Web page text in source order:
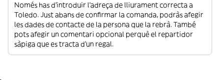
Només has d’introduir l’adreça de lliurament correcta a
Toledo. Just abans de confirmar la comanda, podràs afegir
les dades de contacte de la persona que la rebrà. També
pots afegir un comentari opcional perquè el repartidor
sàpiga que es tracta d’un regal.